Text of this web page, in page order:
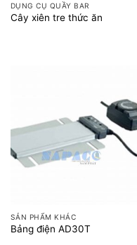
DỤNG CỤ QUẦY BAR
Cây xiên tre thức ăn
SẢN PHẨM KHÁC
Bảng điện AD30T